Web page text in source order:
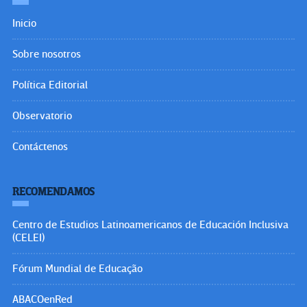
Inicio
Sobre nosotros
Política Editorial
Observatorio
Contáctenos
RECOMENDAMOS
Centro de Estudios Latinoamericanos de Educación Inclusiva
(CELEI)
Fórum Mundial de Educação
ABACOenRed